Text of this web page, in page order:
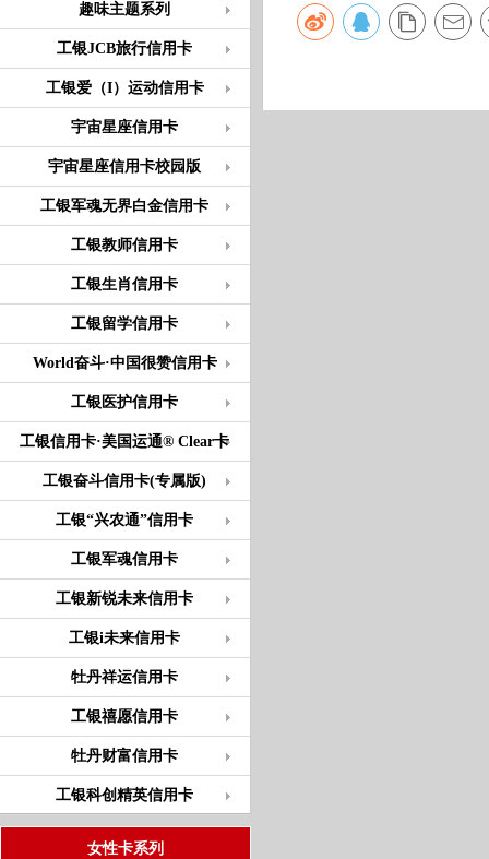
趣味主题系列
工银JCB旅行信用卡
工银爱（I）运动信用卡
宇宙星座信用卡
宇宙星座信用卡校园版
工银军魂无界白金信用卡
工银教师信用卡
工银生肖信用卡
工银留学信用卡
World奋斗·中国很赞信用卡
工银医护信用卡
工银信用卡·美国运通® Clear卡
工银奋斗信用卡(专属版)
工银“兴农通”信用卡
工银军魂信用卡
工银新锐未来信用卡
工银i未来信用卡
牡丹祥运信用卡
工银禧愿信用卡
牡丹财富信用卡
工银科创精英信用卡
女性卡系列